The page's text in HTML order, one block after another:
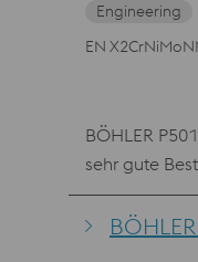
Engineering
EN
BÖHLER
sehr gute
höher als die
P501 auch